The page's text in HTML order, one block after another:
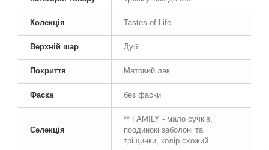
Колекція Tastes of Life
Верхній шар Дуб
Покриття Матовий лак
Фаска без фаски
Селекція
** FAMILY - мало сучків,
поодинокі заболоні та
тріщинки, колір схожий